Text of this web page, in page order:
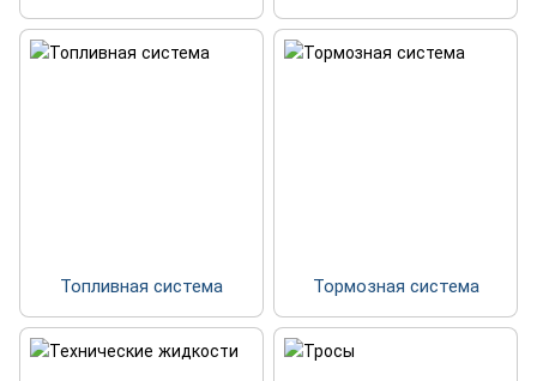
Топливная система Тормозная система